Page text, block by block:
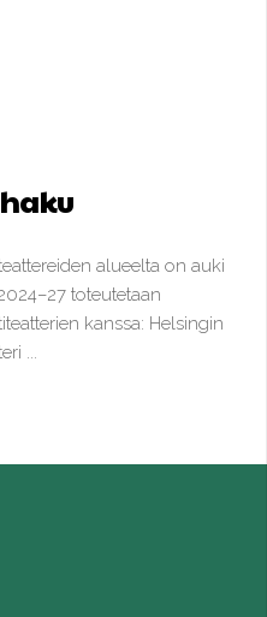
alueelta on auki
toteutetaan
kanssa: Helsingin
...